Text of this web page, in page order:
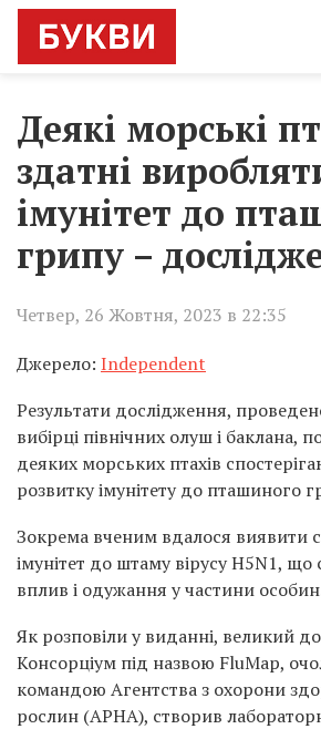
Деякі морські
здатні
імунітет до
грипу –
Четвер, 26 Жовтня, 2023 в 22:35
Джерело: Independent
Результати дослідження,
вибірці північних олуш і баклана,
деяких морських птахів
розвитку імунітету до пташиного
Зокрема вченим вдалося виявити
імунітет до штаму вірусу H5N1, що
вплив і одужання у частини
Як розповіли у виданні, великий
Консорціум під назвою FluMap,
командою Агентства з охорони
рослин (APHA), створив